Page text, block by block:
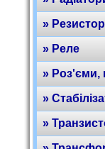
»
» Реле
» Роз'єми,
»
»